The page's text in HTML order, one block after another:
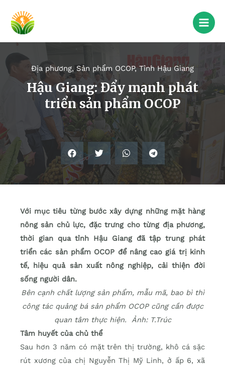
Địa phương, Sản phẩm OCOP, Tỉnh Hậu Giang
Hậu Giang: Đẩy mạnh phát
triển sản phẩm OCOP
Với mục tiêu từng bước xây dựng những mặt hàng
nông sản chủ lực, đặc trưng cho từng địa phương,
thời gian qua tỉnh Hậu Giang đã tập trung phát
triển các sản phẩm OCOP để nâng cao giá trị kinh
tế, hiệu quả sản xuất nông nghiệp, cải thiện đời
sống người dân.
Bên cạnh chất lượng sản phẩm, mẫu mã, bao bì thì
công tác quảng bá sản phẩm OCOP cũng cần được
quan tâm thực hiện. Ảnh: T.Trúc
Tâm huyết của chủ thể
Sau hơn 3 năm có mặt trên thị trường, khô cá sặc
rút xương của chị Nguyễn Thị Mỹ Linh, ở ấp 6, xã